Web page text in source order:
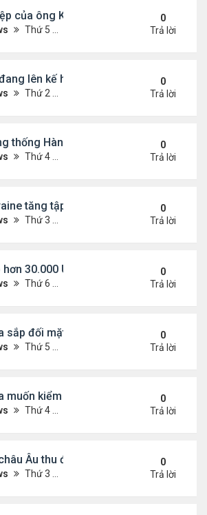
của ông Kim Jong-un khi đưa con gái
Thứ 5 Tháng 9 04, 2025 4:12 pm
0
Trả lời
lên kế hoạch chi tiết về ý tưởng
Thứ 2 Tháng 9 01, 2025 3:55 pm
0
Trả lời
thống Hàn Quốc dập lửa căng thẳng
Thứ 4 Tháng 8 27, 2025 4:57 pm
0
Trả lời
tăng tập kích hạ tầng dầu mỏ Nga
Thứ 3 Tháng 8 26, 2025 5:25 pm
0
Trả lời
hơn 30.000 USD mỗi tháng mới đủ trả
Thứ 6 Tháng 8 22, 2025 3:47 pm
0
Trả lời
sắp đối mặt đợt nắng nóng hơn 43 độ C
Thứ 5 Tháng 8 21, 2025 4:58 pm
0
Trả lời
muốn kiểm soát toàn bộ vùng Donbass
Thứ 4 Tháng 8 20, 2025 4:44 pm
0
Trả lời
Âu thu được gì từ cuộc họp với
Thứ 3 Tháng 8 19, 2025 4:34 pm
0
Trả lời